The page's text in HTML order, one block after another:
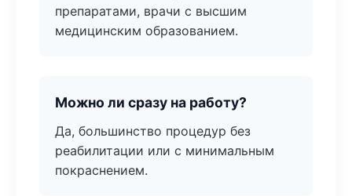
препаратами, врачи с высшим
медицинским образованием.
Можно ли сразу на работу?
Да, большинство процедур без
реабилитации или с минимальным
покраснением.